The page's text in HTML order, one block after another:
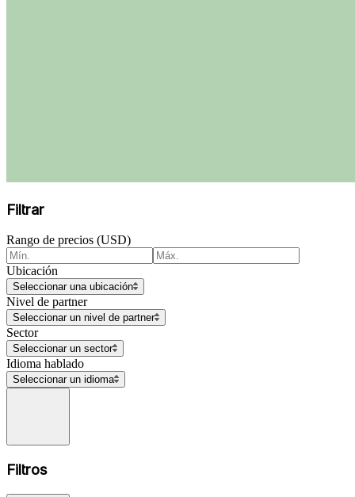
Filtrar
Rango de precios (USD)
Ubicación
Seleccionar una ubicación
Nivel de partner
Seleccionar un nivel de partner
Sector
Seleccionar un sector
Idioma hablado
Seleccionar un idioma
Filtros